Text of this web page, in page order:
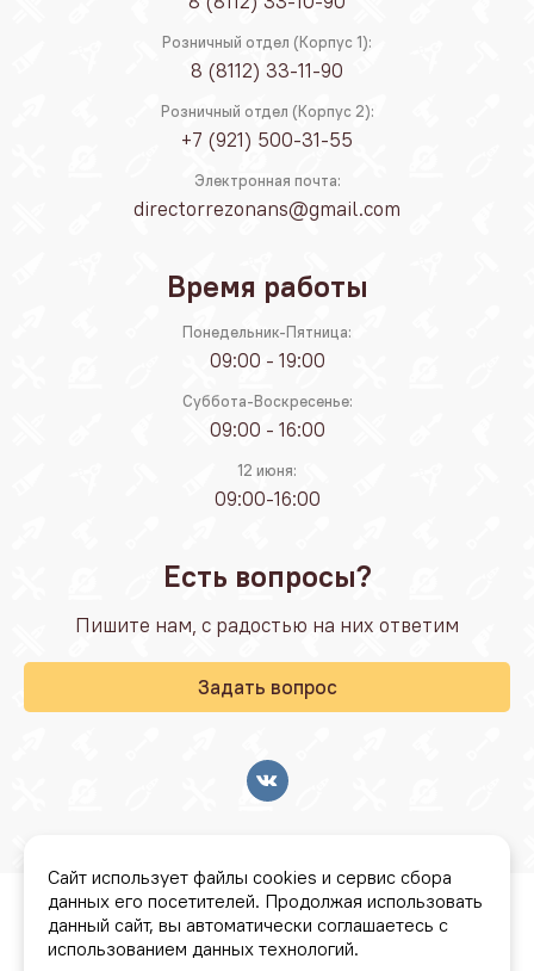
Розничный отдел (Корпус 1):
8 (8112) 33-11-90
Розничный отдел (Корпус 2):
+7 (921) 500-31-55
Электронная почта:
directorrezonans@gmail.com
Время работы
Понедельник-Пятница:
09:00 - 19:00
Суббота-Воскресенье:
09:00 - 16:00
12 июня:
09:00-16:00
Есть вопросы?
Пишите нам, с радостью на них ответим
Задать вопрос
© Стройбаза "Резонанс" 2026
Условия бонусной программы
Сайт использует файлы cookies и сервис сбора
данных его посетителей. Продолжая использовать
данный сайт, вы автоматически соглашаетесь с
использованием данных технологий.